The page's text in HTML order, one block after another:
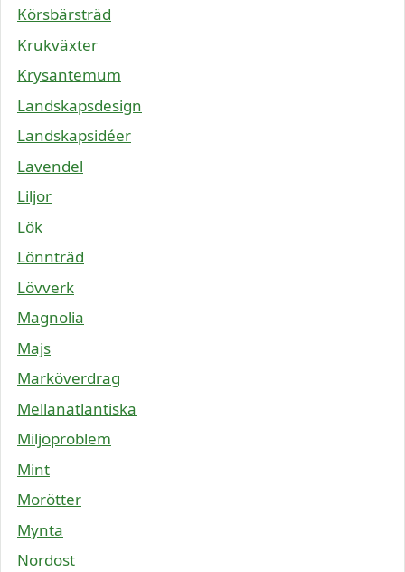
Körsbärsträd
Krukväxter
Krysantemum
Landskapsdesign
Landskapsidéer
Lavendel
Liljor
Lök
Lönnträd
Lövverk
Magnolia
Majs
Marköverdrag
Mellanatlantiska
Miljöproblem
Mint
Morötter
Mynta
Nordost